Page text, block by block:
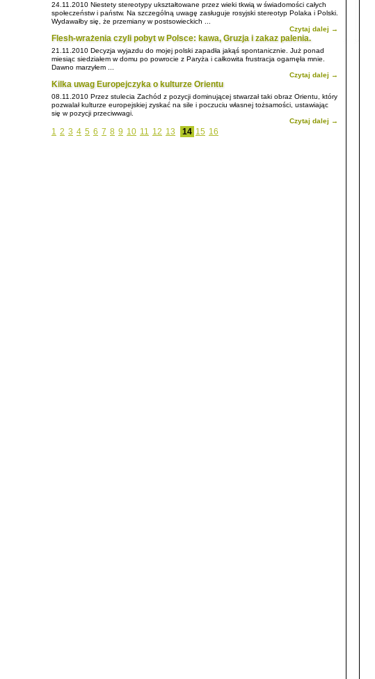
24.11.2010 Niestety stereotypy ukształtowane przez wieki tkwią w świadomości całych
społeczeństw i państw. Na szczególną uwagę zasługuje rosyjski stereotyp Polaka i Polski.
Wydawałby się, że przemiany w postsowieckich ...
Czytaj dalej →
Flesh-wrażenia czyli pobyt w Polsce: kawa, Gruzja i zakaz palenia.
21.11.2010 Decyzja wyjazdu do mojej polski zapadła jakąś spontanicznie. Już ponad
miesiąc siedziałem w domu po powrocie z Paryża i całkowita frustracja ogarnęła mnie.
Dawno marzyłem ...
Czytaj dalej →
Kilka uwag Europejczyka o kulturze Orientu
08.11.2010 Przez stulecia Zachód z pozycji dominującej stwarzał taki obraz Orientu, który
pozwalał kulturze europejskiej zyskać na sile i poczuciu własnej tożsamości, ustawiając
się w pozycji przeciwwagi.
Czytaj dalej →
1 2 3 4 5 6 7 8 9 10 11 12 13 14 15 16